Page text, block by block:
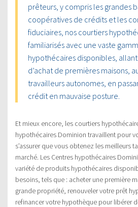
prêteurs, y compris les grandes
coopératives de crédits et les
fiduciaires, nos courtiers
familiarisés avec une vaste
hypothécaires disponibles,
d’achat de premières maisons,
travailleurs autonomes, en
crédit en mauvaise posture.
Et mieux encore, les courtiers
hypothécaires Dominion travaillent pour
s’assurer que vous obtenez les meilleurs
marché. Les Centres hypothécaires
variété de produits hypothécaires
besoins, tels que : acheter une première
grande propriété, renouveler votre prêt
refinancer votre hypothèque pour libérer